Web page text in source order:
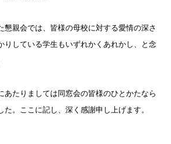
懇親会では、皆様の母校に対する愛情の深さ
りしている学生もいずれかくあれかし、と念
あたりましては同窓会の皆様のひとかたなら
。ここに記し、深く感謝申し上げます。